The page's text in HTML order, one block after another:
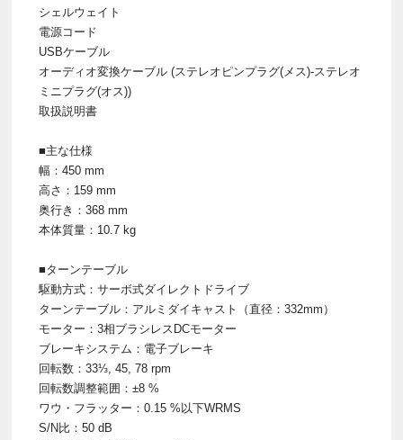
シェルウェイト
電源コード
USBケーブル
オーディオ変換ケーブル (ステレオピンプラグ(メス)-ステレオ
ミニプラグ(オス))
取扱説明書
■主な仕様
幅：450 mm
高さ：159 mm
奥行き：368 mm
本体質量：10.7 kg
■ターンテーブル
駆動方式：サーボ式ダイレクトドライブ
ターンテーブル：アルミダイキャスト（直径：332mm）
モーター：3相ブラシレスDCモーター
ブレーキシステム：電子ブレーキ
回転数：33⅓, 45, 78 rpm
回転数調整範囲：±8 %
ワウ・フラッター：0.15 %以下WRMS
S/N比：50 dB